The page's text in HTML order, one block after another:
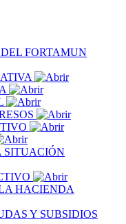
FORTAMUN
SITUACIÓN
HACIENDA
Y SUBSIDIOS